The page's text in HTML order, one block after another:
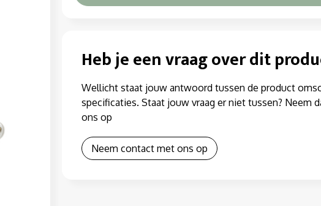
Heb je een vraag over dit
Wellicht staat jouw antwoord tussen de product
specificaties. Staat jouw vraag er niet tussen? Neem
ons op
Neem contact met ons op